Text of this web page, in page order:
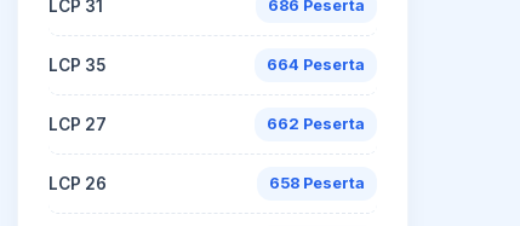
LCP 31 686 Peserta
LCP 35 664 Peserta
LCP 27 662 Peserta
LCP 26 658 Peserta